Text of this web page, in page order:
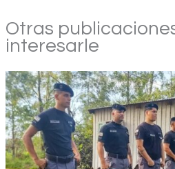
Otras
interesarle